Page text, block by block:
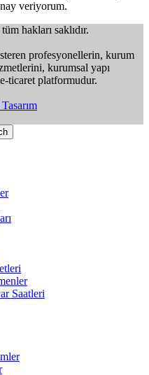
veriyorum.
hakları saklıdır.
profesyonellerin, kurum
kurumsal yapı
ticaret platformudur.
Saatleri